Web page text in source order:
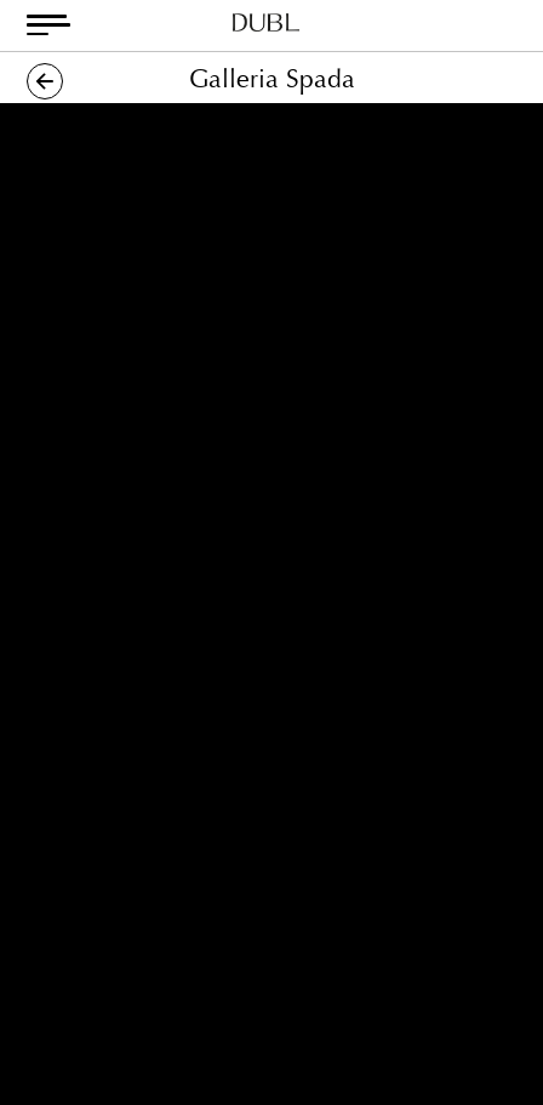
Skip
content
Dubl
Metodo
Classico
Galleria Spada